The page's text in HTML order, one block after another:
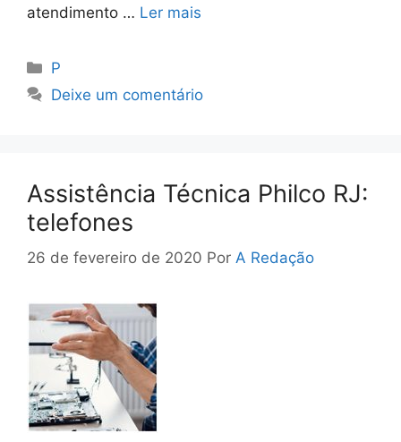
atendimento … Ler mais
Categorias
P
Deixe um comentário
Assistência Técnica Philco RJ:
telefones
26 de fevereiro de 2020 Por A Redação